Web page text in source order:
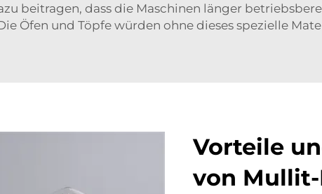
beitragen, dass die Maschinen länger
Öfen und Töpfe würden ohne dieses spezielle
Vorteile
von